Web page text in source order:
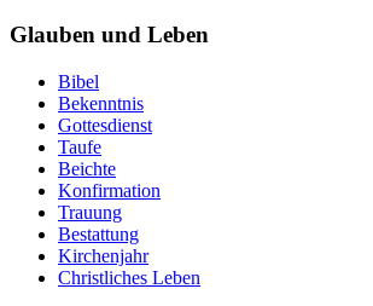
Glauben und Leben
Bibel
Bekenntnis
Gottesdienst
Taufe
Beichte
Konfirmation
Trauung
Bestattung
Kirchenjahr
Christliches Leben